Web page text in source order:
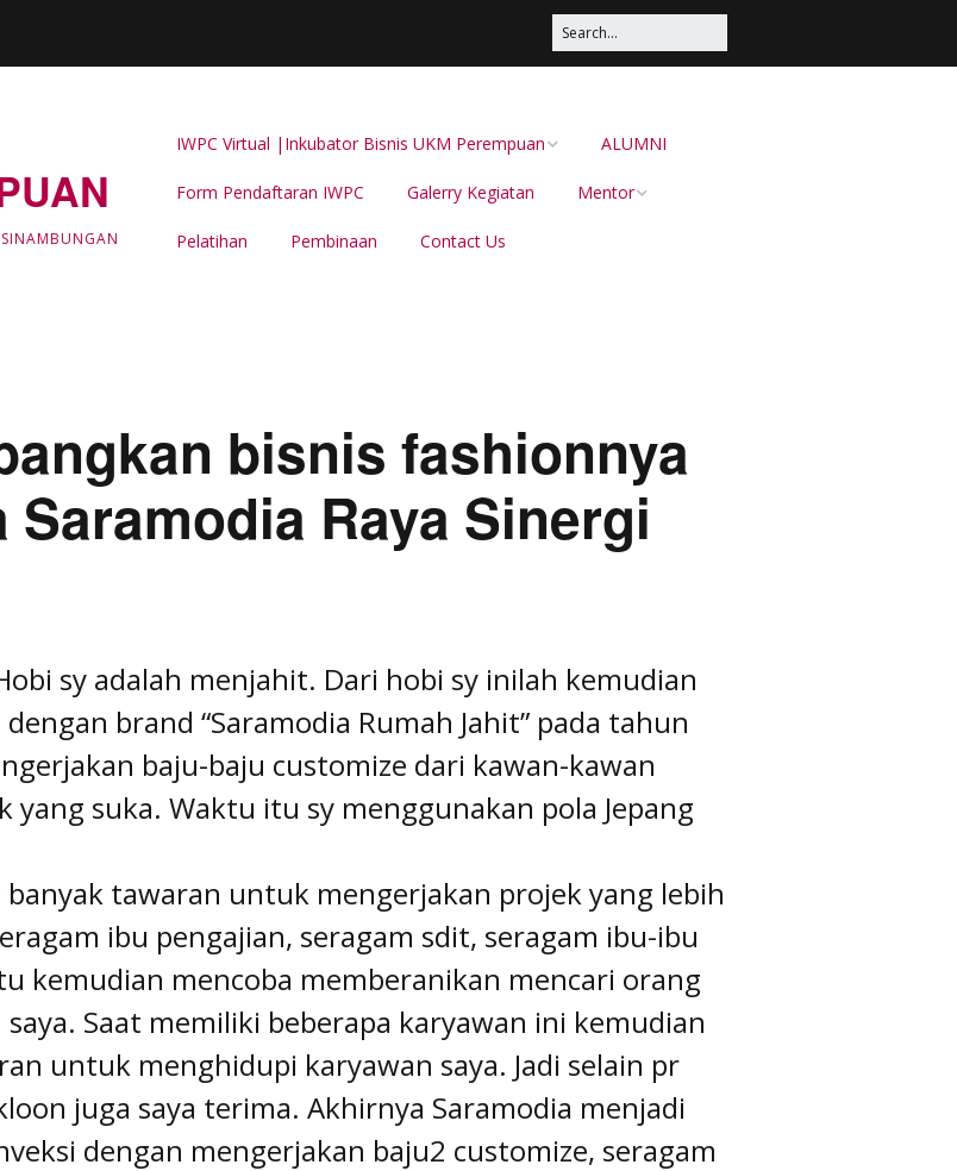
IWPC Virtual |Inkubator Bisnis UKM Perempuan
Latar Belakang
LIPUTAN & BERITA IWPC
ALUMNI
Form Pendaftaran IWPC Galerry Kegiatan Mentor
Menduniakan Produk
Lokal Bersama JAVARA
dr Juliana Pateh
Pelatihan Pembinaan Contact Us
bisnis fashionnya
Raya Sinergi
sy adalah menjahit. Dari hobi sy inilah kemudian
brand “Saramodia Rumah Jahit” pada tahun
baju-baju customize dari kawan-kawan
yang suka. Waktu itu sy menggunakan pola Jepang
tawaran untuk mengerjakan projek yang lebih
ibu pengajian, seragam sdit, seragam ibu-ibu
kemudian mencoba memberanikan mencari orang
Saat memiliki beberapa karyawan ini kemudian
untuk menghidupi karyawan saya. Jadi selain pr
juga saya terima. Akhirnya Saramodia menjadi
dengan mengerjakan baju2 customize, seragam